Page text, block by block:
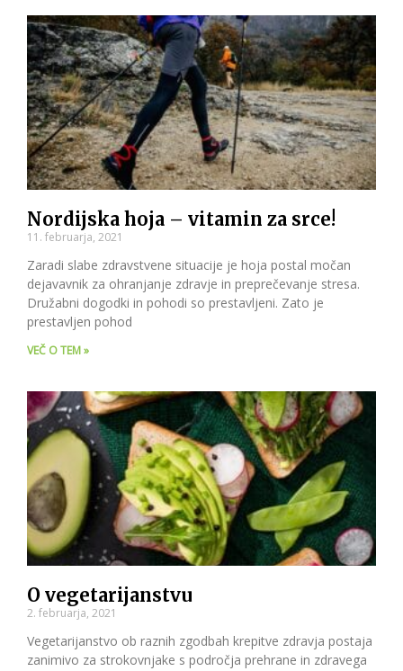
Nordijska hoja – vitamin za srce!
11. februarja, 2021
Zaradi slabe zdravstvene situacije je hoja postal močan
dejavavnik za ohranjanje zdravje in preprečevanje stresa.
Družabni dogodki in pohodi so prestavljeni. Zato je
prestavljen pohod
VEČ O TEM »
O vegetarijanstvu
2. februarja, 2021
Vegetarijanstvo ob raznih zgodbah krepitve zdravja postaja
zanimivo za strokovnjake s področja prehrane in zdravega